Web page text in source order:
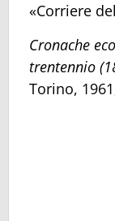
«Corriere
Cronache
trentennio
Torino,